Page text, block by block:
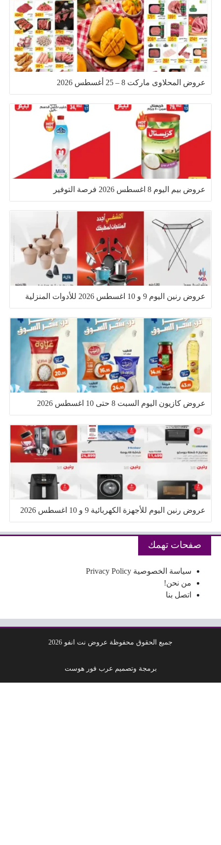
عروض المحلاوى ماركت 8 – 25 أغسطس 2026
عروض بيم اليوم 8 اغسطس 2026 فرصة التوفير
عروض رنين اليوم 9 و 10 اغسطس 2026 للأدوات المنزلية
عروض كازيون اليوم السبت 8 حتى 10 اغسطس 2026
عروض رنين اليوم للأجهزة الكهربائية 9 و 10 اغسطس 2026
صفحات تهمك
سياسة الخصوصية Privacy Policy
من نحن!
اتصل بنا
جميع الحقوق محفوظة عروض نت انفو 2026
برمجة وتصميم عرب فور هوست